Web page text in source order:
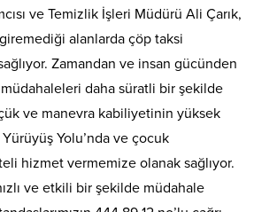
ve Temizlik İşleri Müdürü Ali Çarık,
alanlarda çöp taksi
Zamandan ve insan gücünden
daha süratli bir şekilde
ve manevra kabiliyetinin yüksek
Yürüyüş Yolu’nda ve çocuk
hizmet vermemize olanak sağlıyor.
ve etkili bir şekilde müdahale